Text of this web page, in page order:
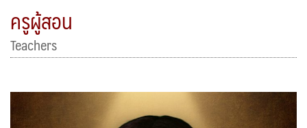
ครูผู้สอน
Teachers